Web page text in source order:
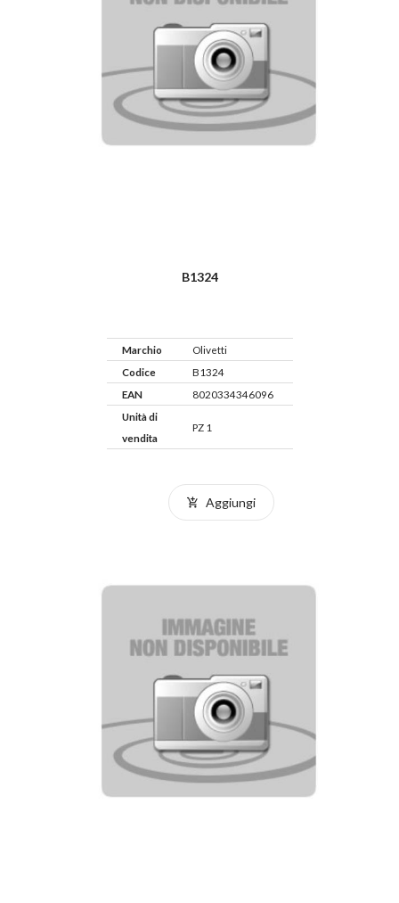
B1324
Marchio
Olivetti
Codice
B1324
EAN
8020334346096
Unità di
vendita
PZ 1
Aggiungi